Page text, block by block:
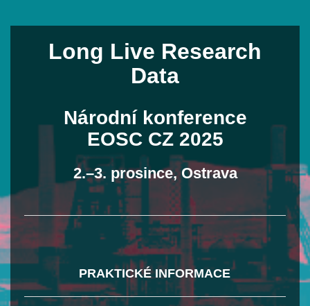
Long Live Research
Data
Národní konference
EOSC CZ 2025
2.–3. prosince, Ostrava
PRAKTICKÉ INFORMACE